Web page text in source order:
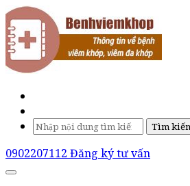
Tìm
0902207112 Đăng ký tư vấn